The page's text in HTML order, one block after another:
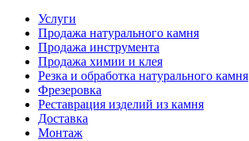
Услуги
Продажа натурального камня
Продажа инструмента
Продажа химии и клея
Резка и обработка натурального камня
Фрезеровка
Реставрация изделий из камня
Доставка
Монтаж